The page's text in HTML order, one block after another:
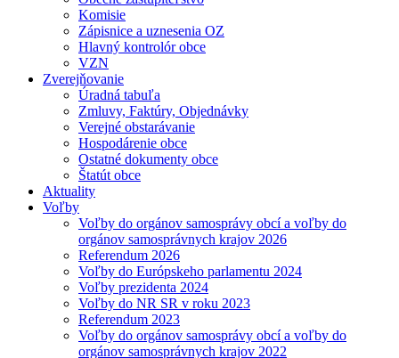
Komisie
Zápisnice a uznesenia OZ
Hlavný kontrolór obce
VZN
Zverejňovanie
Úradná tabuľa
Zmluvy, Faktúry, Objednávky
Verejné obstarávanie
Hospodárenie obce
Ostatné dokumenty obce
Štatút obce
Aktuality
Voľby
Voľby do orgánov samosprávy obcí a voľby do
orgánov samosprávnych krajov 2026
Referendum 2026
Voľby do Európskeho parlamentu 2024
Voľby prezidenta 2024
Voľby do NR SR v roku 2023
Referendum 2023
Voľby do orgánov samosprávy obcí a voľby do
orgánov samosprávnych krajov 2022